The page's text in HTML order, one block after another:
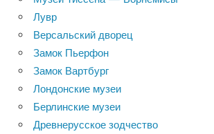
Лувр
Версальский дворец
Замок Пьерфон
Замок Вартбург
Лондонские музеи
Берлинские музеи
Древнерусское зодчество